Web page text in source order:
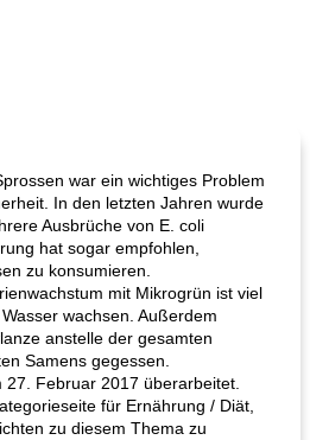
war ein wichtiges Problem
In den letzten Jahren wurde
Ausbrüche von E. coli
hat sogar empfohlen,
zu konsumieren.
mit Mikrogrün ist viel
wachsen. Außerdem
anstelle der gesamten
Samens gegessen.
Februar 2017 überarbeitet.
für Ernährung / Diät,
zu diesem Thema zu